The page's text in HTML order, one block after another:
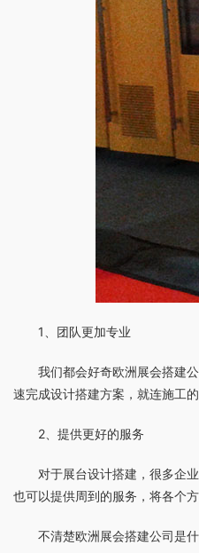
1、团队更加专业
我们都会好奇欧洲展会搭建
速完成设计搭建方案，就连施工
2、提供更好的服务
对于展台设计搭建，很多企
也可以提供周到的服务，将各个
不清楚欧洲展会搭建公司是